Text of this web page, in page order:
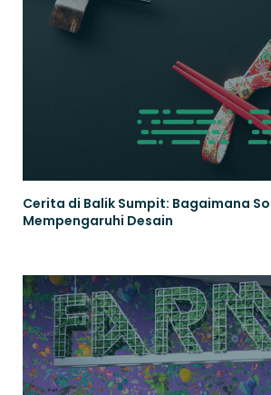
Cerita di Balik Sumpit: Bagaimana
Mempengaruhi Desain